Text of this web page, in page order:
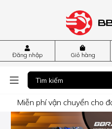
Đăng nhập Giỏ hàng
Miễn phí vận chuyển cho